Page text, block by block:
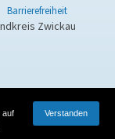
Barrierefreiheit
Zwickau
auf
Verstanden